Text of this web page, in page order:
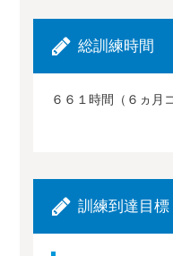
総訓練時間
６６１時間（６ヵ月
訓練到達目標